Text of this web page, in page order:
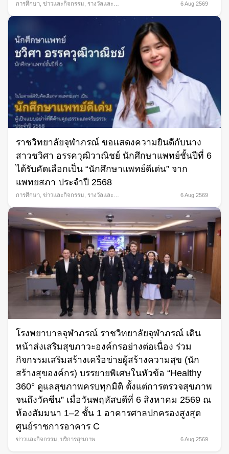
การศึกษา ข่าวและกิจกรรม
รางวัลและ
6 Aug 2569
ราชวิทยาลัยจุฬาภรณ์ ขอแสดงความยินดีกับนาง
สาวชวิศา อรรควุฒิวาณิชย์ นักศึกษาแพทย์ชั้นปีที่ 6
ได้รับคัดเลือกเป็น “นักศึกษาแพทย์ดีเด่น” จาก
แพทยสภา ประจำปี 2568
การศึกษา ข่าวและกิจกรรม
รางวัลและ
6 Aug 2569
โรงพยาบาลจุฬาภรณ์ ราชวิทยาลัยจุฬาภรณ์ เดิน
หน้าส่งเสริมสุขภาวะองค์กรอย่างต่อเนื่อง ร่วม
กิจกรรมเสริมสร้างเครือข่ายผู้สร้างความสุข (นัก
สร้างสุของค์กร) บรรยายพิเศษในหัวข้อ “Healthy
360° ดูแลสุขภาพครบทุกมิติ ตั้งแต่การตรวจสุขภาพ
จนถึงวัคซีน” เมื่อวันพฤหัสบดีที่ 6 สิงหาคม 2569 ณ
ห้องสัมมนา 1–2 ชั้น 1 อาคารศาลปกครองสูงสุด
ศูนย์ราชการอาคาร C
ข่าวและกิจกรรม บริการสุขภาพ 6 Aug 2569